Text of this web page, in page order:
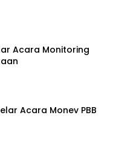
Acara Monitoring
Acara Monev PBB